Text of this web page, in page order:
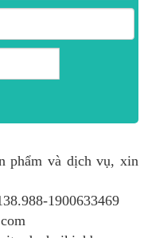
phẩm và dịch vụ, xin
1900633469